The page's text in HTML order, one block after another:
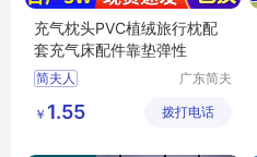
充气枕头PVC植绒旅行枕配
套充气床配件靠垫弹性
简夫人
广东简夫
限公司
￥ 1.55 拨打电话